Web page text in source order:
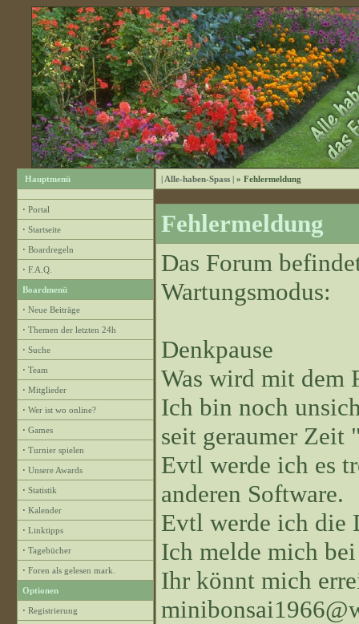
Hauptmenü
· Portal
· Startseite
· Boardregeln
· F.A.Q.
Boardmenü
· Neue Beiträge
· Themen der letzten 24h
· Suche
· Team
· Mitglieder
· Wer ist wo online?
· Games
· Turnier spielen
· Unsere Awards
· Statistik
· Kalender
· Linktipps
· Tagebücher
· Foren als gelesen mark.
Optionen
· Registrierung
| Alle-haben-Spass | » Fehlermeldung
Fehlermeldung
Das Forum
Wartungsmodus:
Denkpause
Was wird mit dem
Ich bin noch
seit geraumer Zeit
Evtl werde ich es
anderen Software.
Evtl werde ich die
Ich melde mich
Ihr könnt mich